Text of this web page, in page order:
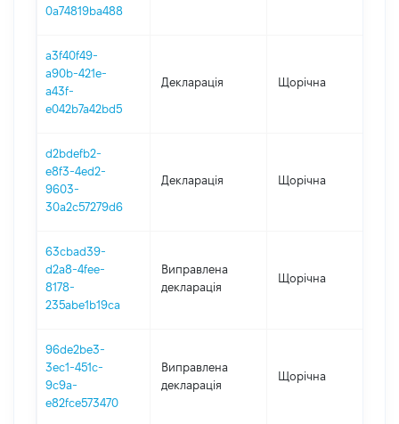
0a74819ba488
a3f40f49-
a90b-421e-
a43f-
e042b7a42bd5
Декларація Щорічна
d2bdefb2-
e8f3-4ed2-
9603-
30a2c57279d6
Декларація Щорічна
63cbad39-
d2a8-4fee-
8178-
235abe1b19ca
Виправлена
декларація
Щорічна
96de2be3-
3ec1-451c-
9c9a-
e82fce573470
Виправлена
декларація
Щорічна